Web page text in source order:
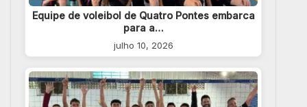
Equipe de voleibol de Quatro Pontes embarca
para a…
julho 10, 2026